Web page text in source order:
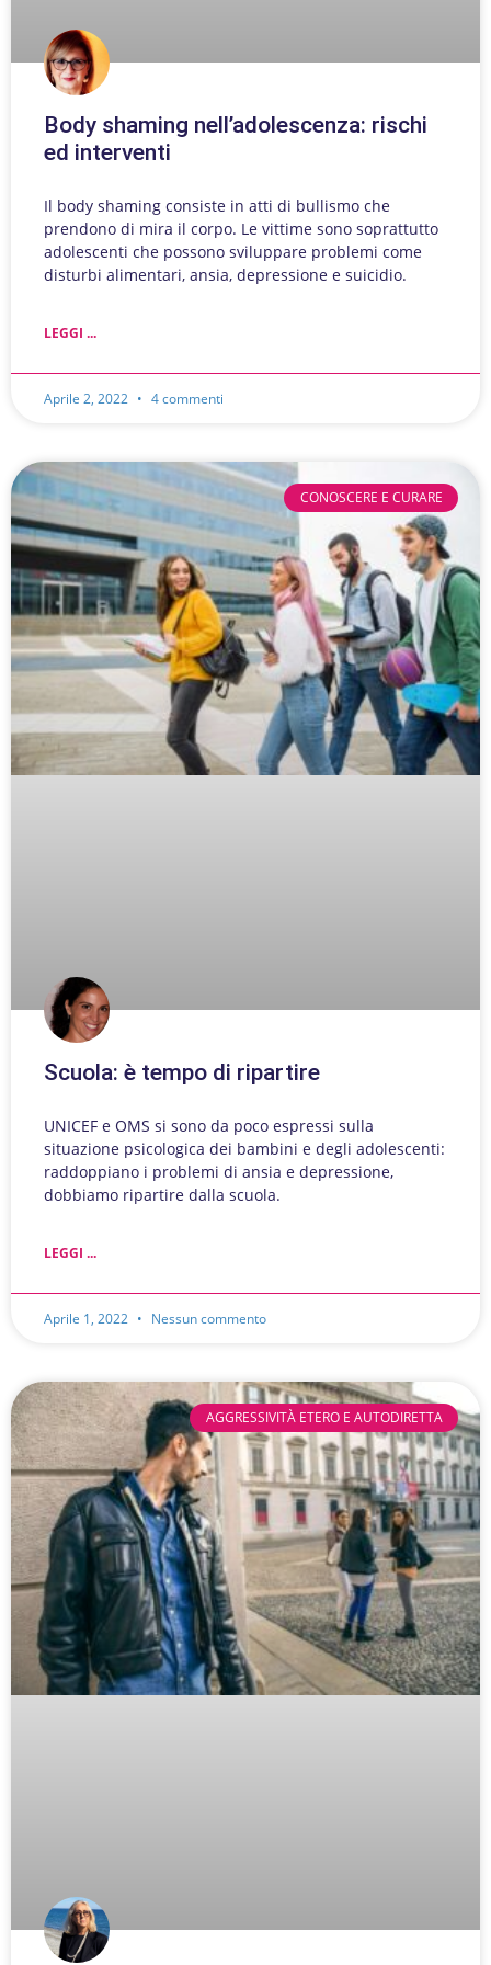
Body shaming nell’adolescenza: rischi
ed interventi
Il body shaming consiste in atti di bullismo che
prendono di mira il corpo. Le vittime sono soprattutto
adolescenti che possono sviluppare problemi come
disturbi alimentari, ansia, depressione e suicidio.
LEGGI ...
Aprile 2, 2022 4 commenti
CONOSCERE E CURARE
Scuola: è tempo di ripartire
UNICEF e OMS si sono da poco espressi sulla
situazione psicologica dei bambini e degli adolescenti:
raddoppiano i problemi di ansia e depressione,
dobbiamo ripartire dalla scuola.
LEGGI ...
Aprile 1, 2022 Nessun commento
AGGRESSIVITÀ ETERO E AUTODIRETTA